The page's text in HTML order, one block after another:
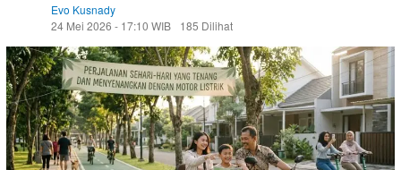
Evo Kusnady
24 Mei 2026 - 17:10 WIB
185 Dilihat